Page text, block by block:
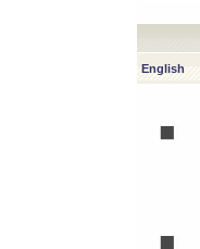
English